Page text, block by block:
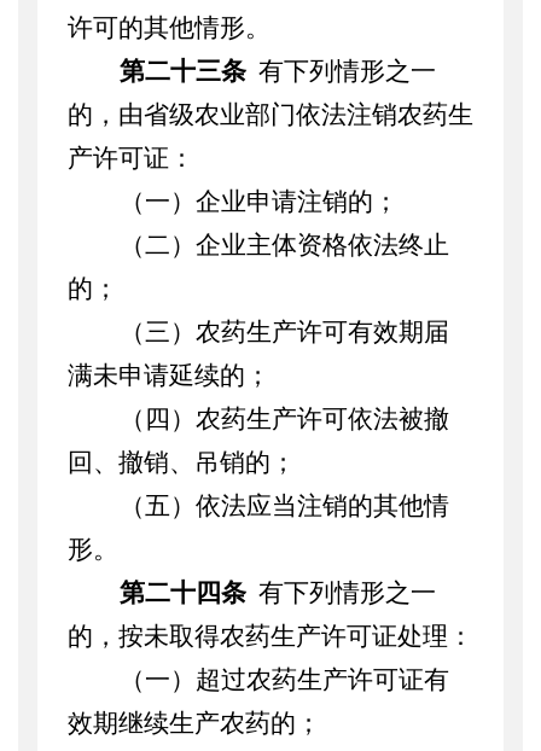
许可的其他情形。
第二十三条 有下列情形之一
的，由省级农业部门依法注销农药生
产许可证：
（一）企业申请注销的；
（二）企业主体资格依法终止
的；
（三）农药生产许可有效期届
满未申请延续的；
（四）农药生产许可依法被撤
回、撤销、吊销的；
（五）依法应当注销的其他情
形。
第二十四条 有下列情形之一
的，按未取得农药生产许可证处理：
（一）超过农药生产许可证有
效期继续生产农药的；